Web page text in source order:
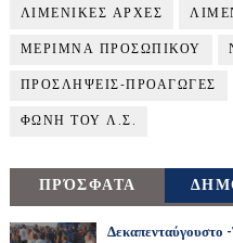
ΛΙΜΕΝΙΚΕΣ ΑΡΧΕΣ
ΜΕΡΙΜΝΑ ΠΡΟΣΩΠΙΚΟΥ
ΠΡΟΣΛΗΨΕΙΣ-ΠΡΟΑΓΩΓΕΣ
ΦΩΝΗ ΤΟΥ Λ.Σ.
ΠΡΌΣΦΑΤΑ
Δεκαπενταύγουστο